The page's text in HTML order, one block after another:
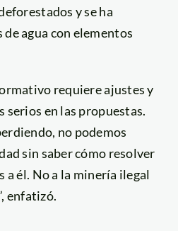
y se ha
agua con elementos
requiere ajustes y
serios en las propuestas.
no podemos
sin saber cómo resolver
a él. No a la minería ilegal
enfatizó.